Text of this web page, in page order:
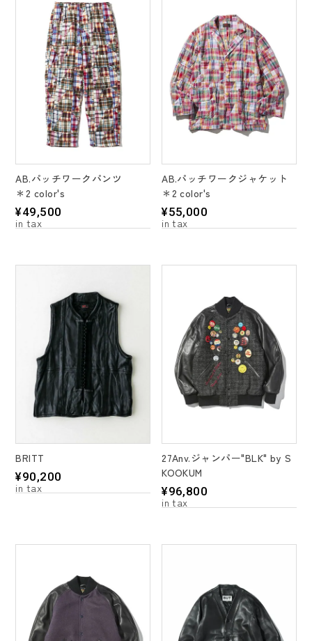
AB.パッチワークパンツ
＊2 color's
¥49,500
AB.パッチワークジャケット
＊2 color's
¥55,000
BRITT
¥90,200
27Anv.ジャンパー"BLK" by S
KOOKUM
¥96,800